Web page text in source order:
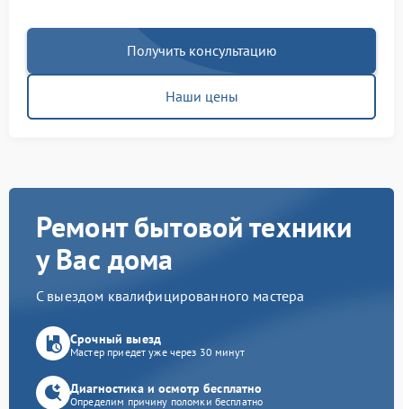
Получить консультацию
Наши цены
Ремонт бытовой техники
у Вас дома
С выездом квалифицированного мастера
Срочный выезд
Мастер приедет уже через 30 минут
Диагностика и осмотр бесплатно
Определим причину поломки бесплатно